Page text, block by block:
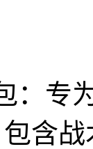
：专
含